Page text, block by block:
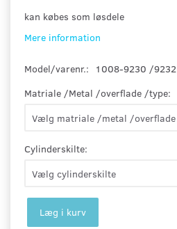
kan købes som løsdele
Mere information
Model/varenr.:
1008-9230 /9232
Matriale /Metal /overflade /type:
Cylinderskilte:
Læg i kurv